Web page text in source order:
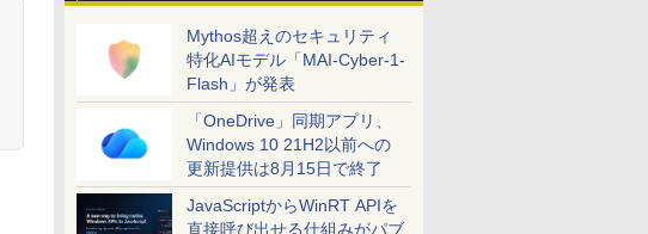
Mythos超えのセキュリティ
特化AIモデル「MAI-Cyber-1-
Flash」が発表
「OneDrive」同期アプリ、
Windows 10 21H2以前への
更新提供は8月15日で終了
JavaScriptからWinRT APIを
直接呼び出せる仕組みがパブ